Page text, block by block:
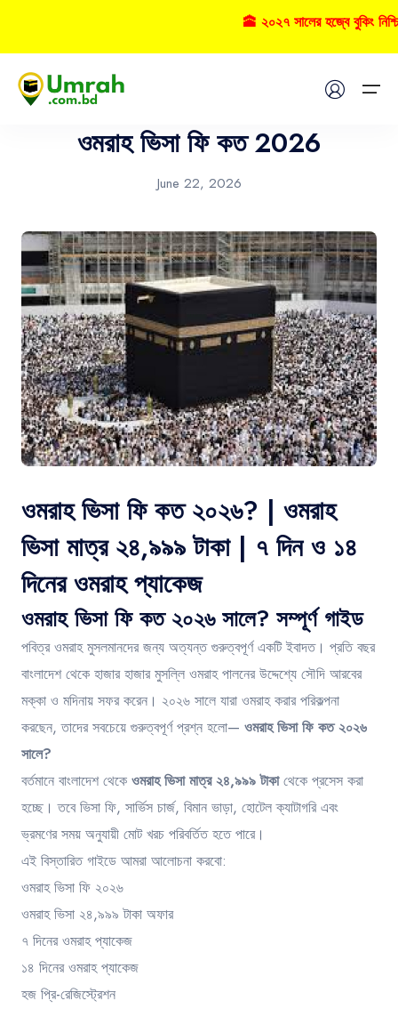
Hajj
Tours
About US
FAQs
Contact
ওমরাহ ভিসা ফি কত 2026
June 22, 2026
ওমরাহ ভিসা ফি কত ২০২৬? | ওমরাহ
ভিসা মাত্র ২৪,৯৯৯ টাকা | ৭ দিন ও ১৪
দিনের ওমরাহ প্যাকেজ
ওমরাহ ভিসা ফি কত ২০২৬ সালে? সম্পূর্ণ গাইড
পবিত্র ওমরাহ মুসলমানদের জন্য অত্যন্ত গুরুত্বপূর্ণ একটি ইবাদত। প্রতি বছর
বাংলাদেশ থেকে হাজার হাজার মুসল্লি ওমরাহ পালনের উদ্দেশ্যে সৌদি আরবের
মক্কা ও মদিনায় সফর করেন। ২০২৬ সালে যারা ওমরাহ করার পরিকল্পনা
করছেন, তাদের সবচেয়ে গুরুত্বপূর্ণ প্রশ্ন হলো— ওমরাহ ভিসা ফি কত ২০২৬
সালে?
বর্তমানে বাংলাদেশ থেকে ওমরাহ ভিসা মাত্র ২৪,৯৯৯ টাকাথেকে প্রসেস করা
হচ্ছে। তবে ভিসা ফি, সার্ভিস চার্জ, বিমান ভাড়া, হোটেল ক্যাটাগরি এবং
ভ্রমণের সময় অনুযায়ী মোট খরচ পরিবর্তিত হতে পারে।
এই বিস্তারিত গাইডে আমরা আলোচনা করবো:
ওমরাহ ভিসা ফি ২০২৬
ওমরাহ ভিসা ২৪,৯৯৯ টাকা অফার
৭ দিনের ওমরাহ প্যাকেজ
১৪ দিনের ওমরাহ প্যাকেজ
হজ প্রি-রেজিস্ট্রেশন
🕋 ২০২৭ সালের হজ্বে বুকিং